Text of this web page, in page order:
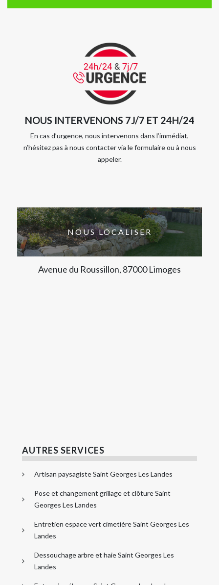
NOUS INTERVENONS 7J/7 ET 24H/24
En cas d’urgence, nous intervenons dans l’immédiat,
n’hésitez pas à nous contacter via le formulaire ou à nous
appeler.
NOUS LOCALISER
Avenue du Roussillon, 87000 Limoges
AUTRES SERVICES
Artisan paysagiste Saint Georges Les Landes
Pose et changement grillage et clôture Saint
Georges Les Landes
Entretien espace vert cimetière Saint Georges Les
Landes
Dessouchage arbre et haie Saint Georges Les
Landes